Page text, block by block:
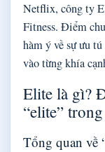
Netflix, công ty
Fitness. Điểm
hàm ý về sự ưu
vào từng khía
Elite là gì?
“elite”
Tổng quan về